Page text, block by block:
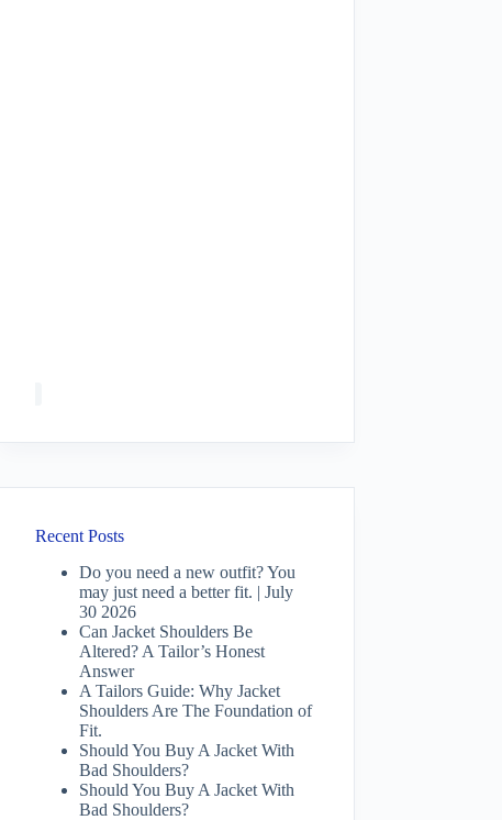
Recent Posts
Do you need a new outfit? You
may just need a better fit. | July
30 2026
Can Jacket Shoulders Be
Altered? A Tailor’s Honest
Answer
A Tailors Guide: Why Jacket
Shoulders Are The Foundation of
Fit.
Should You Buy A Jacket With
Bad Shoulders?
Should You Buy A Jacket With
Bad Shoulders?